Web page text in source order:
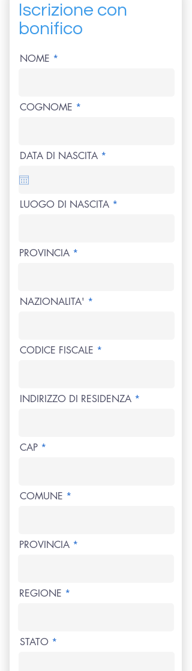
Iscrizione con
bonifico
NOME
COGNOME
DATA DI NASCITA *
r
LUOGO DI NASCITA
PROVINCIA
NAZIONALITA'
CODICE FISCALE
INDIRIZZO DI RESIDENZA
CAP
COMUNE
PROVINCIA
REGIONE
STATO